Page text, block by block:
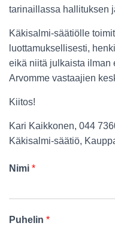
tarinaillassa hallituksen
Käkisalmi-säätiölle
luottamuksellisesti,
eikä niitä julkaista ilman
Arvomme vastaajien
Kiitos!
Kari Kaikkonen, 044
Käkisalmi-säätiö,
Nimi *
Puhelin *